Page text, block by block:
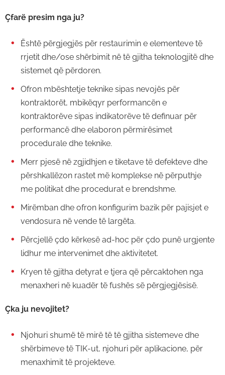
Çfarë presim nga ju?
Është përgjegjës për restaurimin e elementeve të
rrjetit dhe/ose shërbimit në të gjitha teknologjitë dhe
sistemet që përdoren.
Ofron mbështetje teknike sipas nevojës për
kontraktorët, mbikëqyr performancën e
kontraktorëve sipas indikatorëve të definuar për
performancë dhe elaboron përmirësimet
procedurale dhe teknike.
Merr pjesë në zgjidhjen e tiketave të defekteve dhe
përshkallëzon rastet më komplekse në përputhje
me politikat dhe procedurat e brendshme.
Mirëmban dhe ofron konfigurim bazik për pajisjet e
vendosura në vende të largëta.
Përcjellë çdo kërkesë ad-hoc për çdo punë urgjente
lidhur me intervenimet dhe aktivitetet.
Kryen të gjitha detyrat e tjera që përcaktohen nga
menaxheri në kuadër të fushës së përgjegjësisë.
Çka ju nevojitet?
Njohuri shumë të mirë të të gjitha sistemeve dhe
shërbimeve të TIK-ut, njohuri për aplikacione, për
menaxhimit të projekteve.